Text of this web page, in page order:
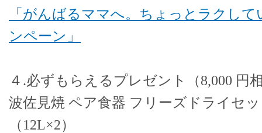
「がんばるママへ。ちょっとラクし
ンペーン」
４.必ずもらえるプレゼント（8,000 円
波佐見焼 ペア食器 フリーズドライセ
（12L×2）